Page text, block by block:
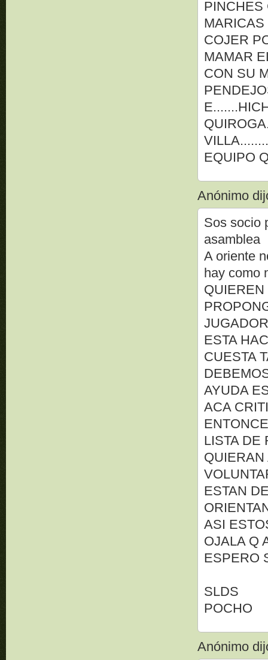
PINCHES
MARICAS
COJER
MAMAR
CON SU
EQUIPO
Anónimo
Sos socio
asamblea
A oriente
hay como
ESTA
CUESTA
AYUDA
ACA
LISTA DE
QUIERAN
ESTAN
ASI
OJALA Q
ESPERO
SLDS
POCHO
Anónimo